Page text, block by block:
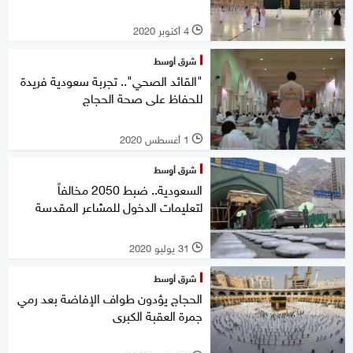
l 4 أكتوبر 2020
شرق أوسط
"القائد الصحي".. تجربة سعودية فريدة
للحفاظ على صحة الحجاج
l 1 أغسطس 2020
شرق أوسط
السعودية.. ضبط 2050 مخالفاً
لتعليمات الدخول للمشاعر المقدسة
l 31 يوليو 2020
شرق أوسط
الحجاج يؤدون طواف الإفاضة بعد رمي
جمرة العقبة الكبرى